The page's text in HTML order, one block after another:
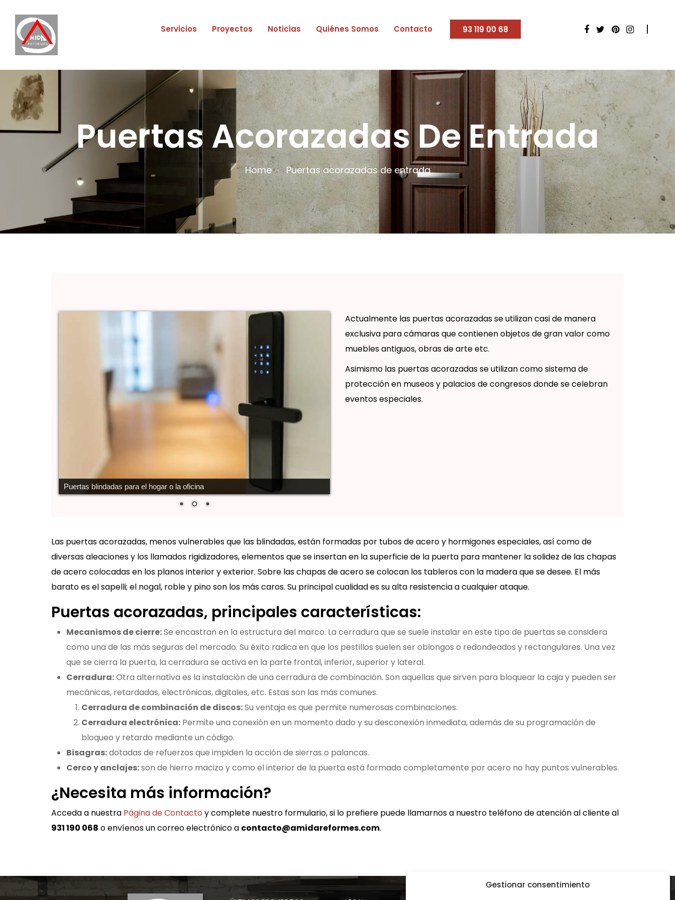
Gestionar consentimiento
Servicios Proyectos Noticias Quiénes Somos Contacto 93 119 00 68
Puertas Acorazadas De Entrada
Home Puertas acorazadas de entrada
Puertas blindadas para el hogar o la oficina
Actualmente las puertas acorazadas se utilizan casi de manera
exclusiva para cámaras que contienen objetos de gran valor como
muebles antiguos, obras de arte etc.
Asimismo las puertas acorazadas se utilizan como sistema de
protección en museos y palacios de congresos donde se celebran
eventos especiales.
Las puertas acorazadas, menos vulnerables que las blindadas, están formadas por tubos de acero y hormigones especiales, así como de
diversas aleaciones y los llamados rigidizadores, elementos que se insertan en la superficie de la puerta para mantener la solidez de las chapas
de acero colocadas en los planos interior y exterior. Sobre las chapas de acero se colocan los tableros con la madera que se desee. El más
barato es el sapelli; el nogal, roble y pino son los más caros. Su principal cualidad es su alta resistencia a cualquier ataque.
Puertas acorazadas, principales características:
Mecanismos de cierre:Se encastran en la estructura del marco. La cerradura que se suele instalar en este tipo de puertas se considera
como una de las más seguras del mercado. Su éxito radica en que los pestillos suelen ser oblongos o redondeados y rectangulares. Una vez
que se cierra la puerta, la cerradura se activa en la parte frontal, inferior, superior y lateral.
Cerradura:Otra alternativa es la instalación de una cerradura de combinación. Son aquellas que sirven para bloquear la caja y pueden ser
mecánicas, retardadas, electrónicas, digitales, etc. Estas son las más comunes.
Cerradura de combinación de discos:Su ventaja es que permite numerosas combinaciones.
Cerradura electrónica: Permite una conexión en un momento dado y su desconexión inmediata, además de su programación de
bloqueo y retardo mediante un código.
Bisagras:dotadas de refuerzos que impiden la acción de sierras o palancas.
Cerco y anclajes:son de hierro macizo y como el interior de la puerta está formado completamente por acero no hay puntos vulnerables.
¿Necesita más información?
Acceda a nuestra Página de Contactoy complete nuestro formulario, si lo prefiere puede llamarnos a nuestro teléfono de atención al cliente al
931 190 068 o envíenos un correo electrónico a contacto@amidareformes.com.